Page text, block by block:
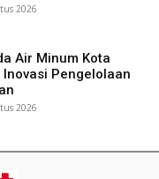
2026
Air Minum Kota
Pengelolaan
2026